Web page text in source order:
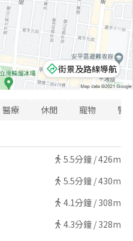
街景及路線導航
醫療 休閒 寵物 警
5.5分鐘 /426m
5.5分鐘 /430m
4.1分鐘 / 308m
4.3分鐘 / 328m